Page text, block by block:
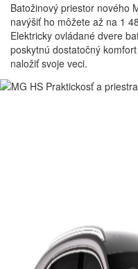
Batožinový priestor nového
navýšiť ho môžete až na 1
Elektricky ovládané dvere
poskytnú dostatočný
naložiť svoje veci.